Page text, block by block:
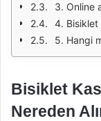
3. Online
4. Bisiklet
5. Hangi
Bisiklet
Nereden